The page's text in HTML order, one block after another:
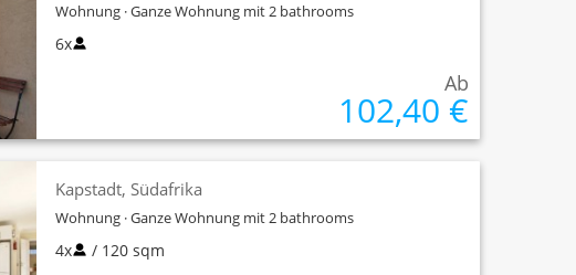
Wohnung · Ganze Wohnung mit 2 bathrooms
6x
Ab
102,40 €
Kapstadt, Südafrika
Wohnung · Ganze Wohnung mit 2 bathrooms
4x / 120 sqm